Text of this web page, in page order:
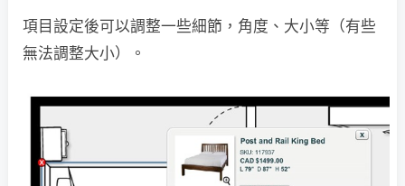
項目設定後可以調整一些細節，角度、大小等（有些
無法調整大小）。